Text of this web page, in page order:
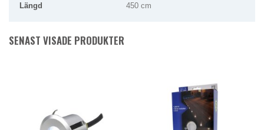
Längd
450 cm
SENAST VISADE PRODUKTER